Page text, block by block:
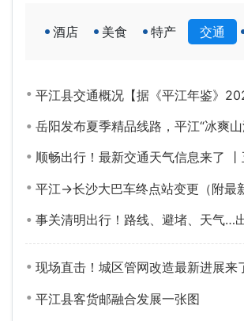
酒店 美食 特产 交通
平江县交通概况【据《平江年鉴》
岳阳发布夏季精品线路，平江“冰爽山湖之旅”
顺畅出行！最新交通天气信息来了 丨五
平江→长沙大巴车终点站变更（附最
事关清明出行！路线、避堵、天气…出发
现场直击！城区管网改造最新进展来
平江县客货邮融合发展一张图